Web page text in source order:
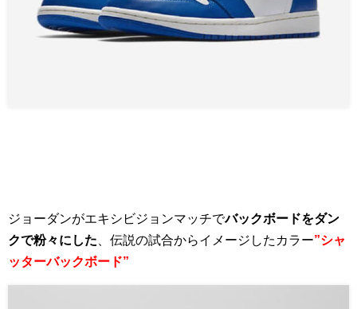
ジョーダンがエキシビジョンマッチでバックボードをダン
クで粉々にした 、伝説の試合からイメージしたカラー”シャ
ッターバックボード”